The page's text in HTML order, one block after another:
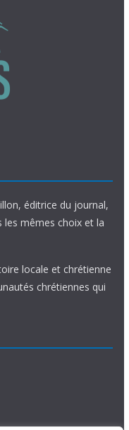
éditrice du journal,
les mêmes choix et la
locale et chrétienne
chrétiennes qui